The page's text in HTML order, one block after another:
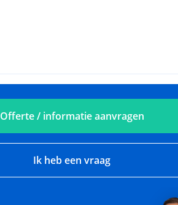
Offerte / informatie aanvragen
Ik heb een vraag